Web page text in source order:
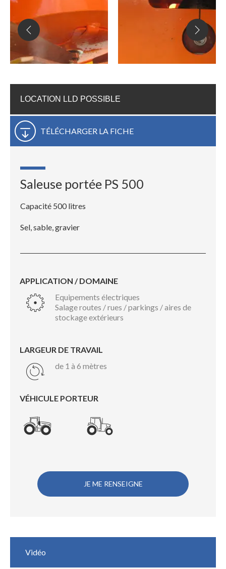
LOCATION LLD POSSIBLE
TÉLÉCHARGER LA FICHE
Saleuse portée PS 500
Capacité 500 litres
Sel, sable, gravier
APPLICATION / DOMAINE
Equipements électriques
Salage routes / rues / parkings / aires de
stockage extérieurs
LARGEUR DE TRAVAIL
de 1 à 6 mètres
VÉHICULE PORTEUR
JE ME RENSEIGNE
Vidéo